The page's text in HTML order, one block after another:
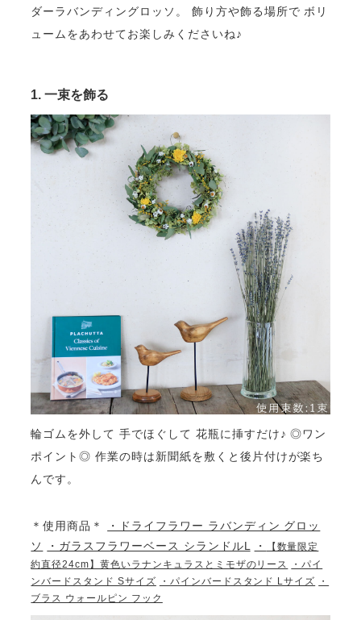
ダーラバンディングロッソ。 飾り方や飾る場所で ボリ
ュームをあわせてお楽しみくださいね♪
1. 一束を飾る
輪ゴムを外して 手でほぐして 花瓶に挿すだけ♪ ◎ワン
ポイント◎ 作業の時は新聞紙を敷くと後片付けが楽ち
んです。
＊使用商品＊
・ドライフラワー ラバンディン グロッ
ソ
・ガラスフラワーベース シランドルL ・
【数量限定
約直径24cm】黄色いラナンキュラスとミモザのリース
・パイ
ンバードスタンド Sサイズ
・パインバードスタンド Lサイズ
・
ブラス ウォールピン フック